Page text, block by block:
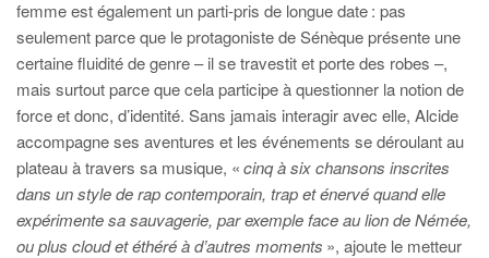
femme est également un parti-pris de longue date : pas
seulement parce que le protagoniste de Sénèque présente une
certaine fluidité de genre – il se travestit et porte des robes –,
mais surtout parce que cela participe à questionner la notion de
force et donc, d’identité. Sans jamais interagir avec elle, Alcide
accompagne ses aventures et les événements se déroulant au
plateau à travers sa musique, «cinq à six chansons inscrites
dans un style de rap contemporain, trap et énervé quand elle
expérimente sa sauvagerie, par exemple face au lion de Némée,
ou plus cloud et éthéré à d’autres moments », ajoute le metteur